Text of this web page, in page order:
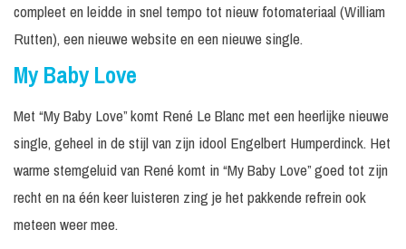
compleet en leidde in snel tempo tot nieuw fotomateriaal (William
Rutten), een nieuwe website en een nieuwe single.
My Baby Love
Met “My Baby Love” komt René Le Blanc met een heerlijke nieuwe
single, geheel in de stijl van zijn idool Engelbert Humperdinck. Het
warme stemgeluid van René komt in “My Baby Love” goed tot zijn
recht en na één keer luisteren zing je het pakkende refrein ook
meteen weer mee.